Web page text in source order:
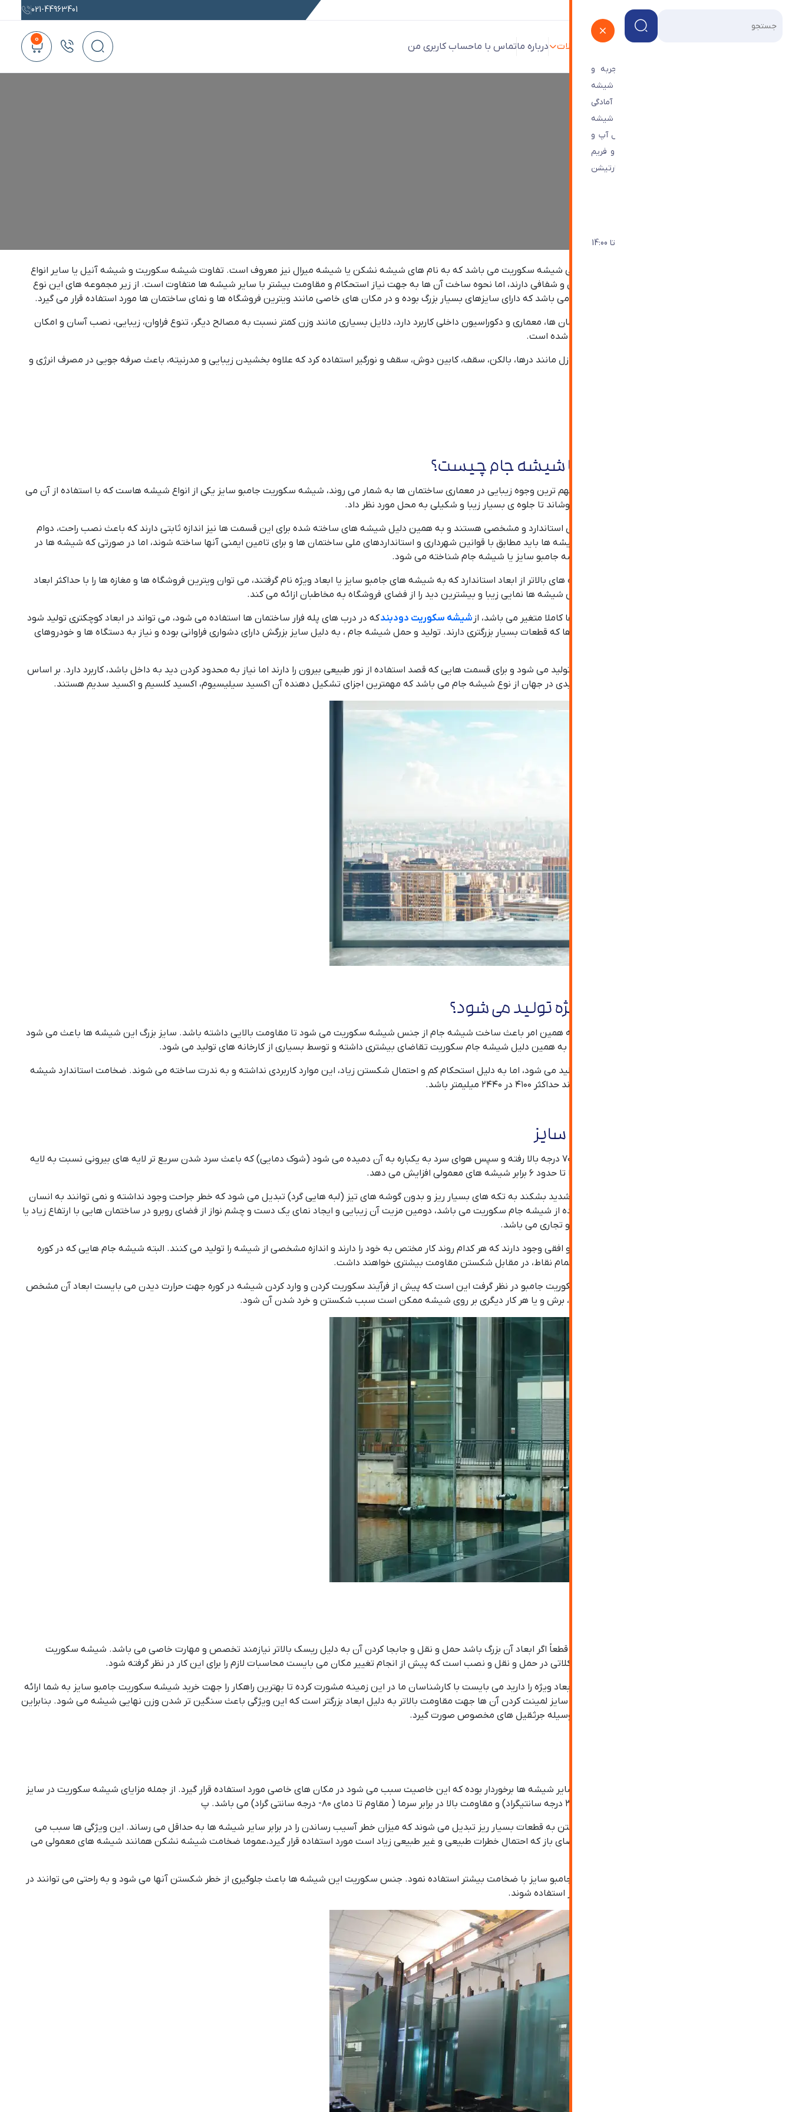
شرکت شیشه ترنج با بیش از 45 سال تجربه و
تخصص در زمینه ی طراحی و تامین و اجرای شیشه
های ساختمانی و دکوراتیو و درب های اتوماتیک آمادگی
خود را برای اجرای پروژه های هندریل یا حفاظ شیشه
ای، ویترین شیشه ای،درب های اتوماتیک، رول آپ و
نماهای شیشه ای اعم از کرتین وال، اسپایدر و فریم
لس مجتمع های تجاری و اداری و همچنین پارتیشن
021-44963401
محصولات درباره ماتماس با ماحساب کاربری من
0
شیشه های جامبو سایز یا ابعاد ویژه
شیشه های جامبو سایز یا ابعاد ویژه
یکی از انواع شیشه های پر مصرف در صنایع ساختمانی شیشه سکوریت می باشد که به نام های شیشه نشکن یا شیشه میرال نیز معروف است. تفاوت شیشه سکوریت و شیشه آنیل یا سایر انواع
شیشه در ظاهر اولیه به چشم نمی آید و ظاهر یکسان و شفافی دارند، اما نحوه ساخت آن ها به جهت نیاز استحکام و مقاومت بیشتر با سایر شیشه ها متفاوت است. از زیر مجموعه های این نوع
جامبو سایز یا شیشه جامبو می باشد که دارای سایزهای بسیار بزرگ بوده و در مکان های خاصی مانند ویترین فروشگاه ها و نمای ساختمان ها مورد استفاده قرار می گیرد.
در دنیای امروز شیشه در بسیاری از بخش های ساختمان ها، معماری و دکوراسیون داخلی کاربرد دارد، دلایل بسیاری مانند وزن کمتر نسبت به مصالح دیگر، تنوع فراوان، زیبایی، نصب آسان و امکان
تولید انواع طرح های سفارشی باعث این کاربرد فراوان شده است.
می توان از انواع شیشه ها در قسمت های مختلف منازل مانند درها، بالکن، سقف، کابین دوش، سقف و نورگیر استفاده کرد که علاوه بخشیدن زیبایی و مدرنیته، باعث صرفه جویی در مصرف انرژی و
شیشه سکوریت جامبو سایز یا شیشه جام چیست؟
شیشه ها با ابعاد بسیار بزرگ که یکپارچه هستند از مهم ترین وجوه زیبایی در معماری ساختمان ها به شمار می روند، شیشه سکوریت جامبو سایز یکی از انواع شیشه هاست که با استفاده از آن می
توان نمای مورد نظر خود را در ابعاد بسیار بزرگ با آن پوشاند تا جلوه ی بسیار زیبا و شکیلی به محل مورد نظر داد.
و پنجره ها دارای سایزهای استاندارد و مشخصی هستند و به همین دلیل شیشه های ساخته شده برای این قسمت ها نیز اندازه ثابتی دارند که باعث نصب راحت، دوام
بیشتر و کاهش مصرف انرژی می شود. به طور کلی شیشه ها باید مطابق با قوانین شهرداری و استانداردهای ملی ساختمان ها و برای تامین ایمنی آنها ساخته شوند، اما در صورتی که شیشه ها در
ابعاد بزرگ و خارج از استاندارد تولید شوند به نام شیشه جامبو سایز یا شیشه جام شناخته می شود.
با گسترش تکنولوژی و تولید شیشه سکوریت در اندازه های بالاتر از ابعاد استاندارد که به شیشه های جامبو سایز یا ابعاد ویژه نام گرفتند، می توان ویترین فروشگاه ها و مغازه ها را با حداکثر ابعاد
قابل اجرا طراحی، تولید و اجرا کرد زیرا که استفاده از این شیشه ها نمایی زیبا و بیشترین دید را از فضای فروشگاه به مخاطبان ازائه می کند.
ابعاد شیشه سکوریت بر اساس استفاده و کاربرد آن ها کاملا متغیر می باشد، از شیشه سکوریت دودبندکه در درب های پله فرار ساختمان ها استفاده می شود، می تواند در ابعاد کوچکتری تولید شود
تا شیشه سکوریت جامبو سایز برای ویترین فروشگاه ها که قطعات بسیار بزرگتری دارند. تولید و حمل شیشه جام ، به دلیل سایز بزرگش دارای دشواری فراوانی بوده و نیاز به دستگاه ها و خودروهای
شیشه جامبو علاوه بر نوع ساده به صورت مشجر نیز تولید می شود و برای قسمت هایی که قصد استفاده از نور طبیعی بیرون را دارند اما نیاز به محدود کردن دید به داخل باشد، کاربرد دارد. بر اساس
چرا شیشه سکوریت در ابعاد ویژه تولید می شود؟
اندازه بزرگ شیشه جامبو نیاز به ایمنی بیشتری دارد که همین امر باعث ساخت شیشه جام از جنس شیشه سکوریت می شود تا مقاومت بالایی داشته باشد. سایز بزرگ این شیشه ها باعث می شود
تا بیشتر ریسک ورود فشار و ضربه وجود داشته باشد، به همین دلیل شیشه جام سکوریت تقاضای بیشتری داشته و توسط بسیاری از کارخانه های تولید می شود.
شیشه جامبو از جنس شیشه های خام و فلوت نیز تولید می شود، اما به دلیل استحکام کم و احتمال شکستن زیاد، این موارد کاربردی نداشته و به ندرت ساخته می شوند. ضخامت استاندارد شیشه
نحوه تولید شیشه های جامبو سایز
در روند تولید شیشه جامبو سکوریت، دما در کوره تا ۷۰۰ درجه بالا رفته و سپس هوای سرد به یکباره به آن دمیده می شود (شوک دمایی) که باعث سرد شدن سریع تر لایه های بیرونی نسبت به لایه
های درونی می شود؛ این فرآیند استحکام شیشه ها را تا حدود ۶ برابر شیشه های معمولی افزایش می دهد.
همچنین زمانی که شیشه سکوریت بر اثر ضربه بسیار شدید بشکند به تکه های بسیار ریز و بدون گوشه های تیز (لبه هایی گرد) تبدیل می شود که خطر جراحت وجود نداشته و نمی توانند به انسان
آسیب وارد کنند. پس امنیت اولین مزیت بزرگ استفاده از شیشه جام سکوریت می باشد، دومین مزیت آن زیبایی و ایجاد نمای یک دست و چشم نواز از فضای روبرو در ساختمان هایی با ارتفاع زیاد یا
از آسمان (استفاده به عنوان سقف) در مراکز تفریحی و تجاری می باشد.
کوره های تولید شیشه جامبو سایز در دو نوع عمودی و افقی وجود دارند که هر کدام روند کار مختص به خود را دارند و اندازه مشخصی از شیشه را تولید می کنند. البته شیشه جام هایی که در کوره
عمودی تولید می شود به دلیل ورود فشار و حرارت از تمام نقاط، در مقابل شکستن مقاومت بیشتری خواهند داشت.
نکته مهمی که می بایست درباره برش های شیشه سکوریت جامبو در نظر گرفت این است که پیش از فرآیند سکوریت کردن و وارد کردن شیشه در کوره جهت حرارت دیدن می بایست ابعاد آن مشخص
و برش داده شود؛ پس از انجام سکوریت کردن شیشه ، برش و یا هر کار دیگری بر روی شیشه ممکن است سبب شکستن و خرد شدن آن شود.
شیشه در حالت عادی خود بسیار شکننده می باشد و قطعاً اگر ابعاد آن بزرگ باشد حمل و نقل و جابجا کردن آن به دلیل ریسک بالاتر نیازمند تخصص و مهارت خاصی می باشد. شیشه سکوریت
جامبو سایز بدلیل اندازه و ابعاد بسیار بزرگ دارای مشکلاتی در حمل و نقل و نصب است که پیش از انجام تغییر مکان می بایست محاسبات لازم را برای این کار در نظر گرفته شود.
به همین جهت چنانچه قصد سفارش شیشه جام یا ابعاد ویژه را دارید می بایست با کارشناسان ما در این زمینه مشورت کرده تا بهترین راهکار را جهت خرید شیشه سکوریت جامبو سایز به شما ارائه
دهند. یکی از مولفه های مهم شیشه سکوریت جامبو سایز لمینت کردن آن ها جهت مقاومت بالاتر به دلیل ابعاد بزرگتر است که این ویژگی باعث سنگین تر شدن وزن نهایی شیشه می شود. بنابراین
حمل و نقل شیشه لمینت جامبو سایز می بایست به وسیله جرثقیل های مخصوص صورت گیرد.
شیشه سکوریت از مقاومت بسیار بالاتری نسبت به سایر شیشه ها برخوردار بوده که این خاصیت سبب می شود در مکان های خاصی مورد استفاده قرار گیرد. از جمله مزایای شیشه سکوریت در سایز
همچنین شیشه های سکوریت جامبو در هنگام شکستن به قطعات بسیار ریز تبدیل می شوند که میزان خطر آسیب رساندن را در برابر سایر شیشه ها به حداقل می رساند. این ویژگی ها سبب می
شود که شیشه سکوریت جام در فضاهای پر تردد و فضای باز که احتمال خطرات طبیعی و غیر طبیعی زیاد است مورد استفاده قرار گیرد،عموما ضخامت شیشه نشکن همانند شیشه های معمولی می
اما در مکان های خاص می توان از انواع شیشه های جامبو سایز با ضخامت بیشتر استفاده نمود. جنس سکوریت این شیشه ها باعث جلوگیری از خطر شکستن آنها می شود و به راحتی می توانند در
قسمت های بیرونی و حتی در سقف های شیشه ای نیز استفاده شوند.